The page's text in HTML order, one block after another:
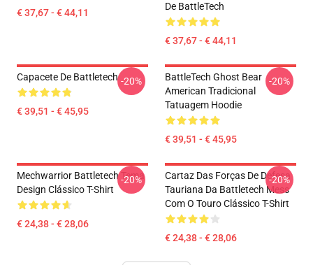
€ 37,67 - € 44,11
De BattleTech
€ 37,67 - € 44,11
Capacete De Battletech
€ 39,51 - € 45,95
-20%
BattleTech Ghost Bear
American Tradicional
Tatuagem Hoodie
€ 39,51 - € 45,95
-20%
Mechwarrior Battletech Tema
Design Clássico T-Shirt
€ 24,38 - € 28,06
-20%
Cartaz Das Forças De Defesa
Tauriana Da Battletech Mess
Com O Touro Clássico T-Shirt
€ 24,38 - € 28,06
-20%